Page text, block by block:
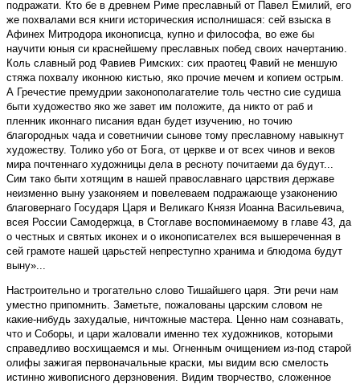
подражати. Кто бе в древнем Риме преславный от Павел Емилий, его
же похвалами вся книги историческия исполнишася: сей взыска в
Афинех Митродора иконописца, купно и философа, во еже бы
научити юныя си краснейшему преславных побед своих начертанию.
Коль славный род Фавиев Римских: сих праотец Фавий не меншую
стяжа похвалу иконною кистью, яко прочие мечем и копием острым.
А Гречестие премудрии законополагателие толь честно сие судиша
быти художество яко же завет им положите, да никто от раб и
пленник иконнаго писания вдан будет изучению, но точию
благородных чада и советничии сынове тому преславному навыкнут
художеству. Толико убо от Бога, от церкве и от всех чинов и веков
мира почтеннаго художницы дела в ресноту почитаеми да будут...
Сим тако быти хотящим в нашей православнаго царствия державе
неизменно выну узаконяем и повелеваем подражающе узаконению
благовернаго Государя Царя и Великаго Князя Иоанна Васильевича,
всея России Самодержца, в Стоглаве воспоминаемому в главе 43, да
о честных и святых иконех и о иконописателех вся вышереченная в
сей грамоте нашей царьстей непреступно хранима и блюдома будут
выну»...
Настроительно и трогательно слово Тишайшего царя. Эти речи нам
уместно припомнить. Заметьте, пожалованы царским словом не
какие-нибудь захудалые, ничтожные мастера. Ценно нам сознавать,
что и Соборы, и цари жаловали именно тех художников, которыми
справедливо восхищаемся и мы. Огненным очищением из-под старой
олифы зажигая первоначальные краски, мы видим всю смелость
истинно живописного дерзновения. Видим творчество, сложенное